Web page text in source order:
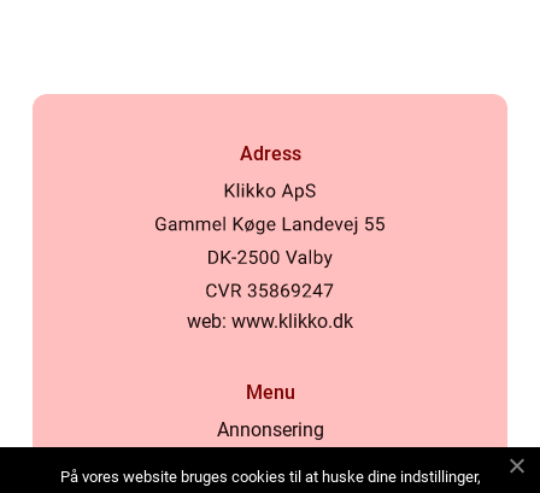
Adress
web: www.klikko.dk
Menu
Annonsering
På vores website bruges cookies til at huske dine indstillinger,